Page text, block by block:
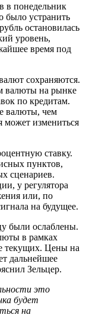
в понедельник
было устранить
остановилась
уровень,
время под
сохраняются.
валюты на рынке
по кредитам.
валюты, чем
может измениться
ставку.
пунктов,
сценариев.
у регулятора
или, по
на будущее.
были ослаблены.
в рамках
текущих. Цены на
дальнейшее
Зельцер.
это
будет
на